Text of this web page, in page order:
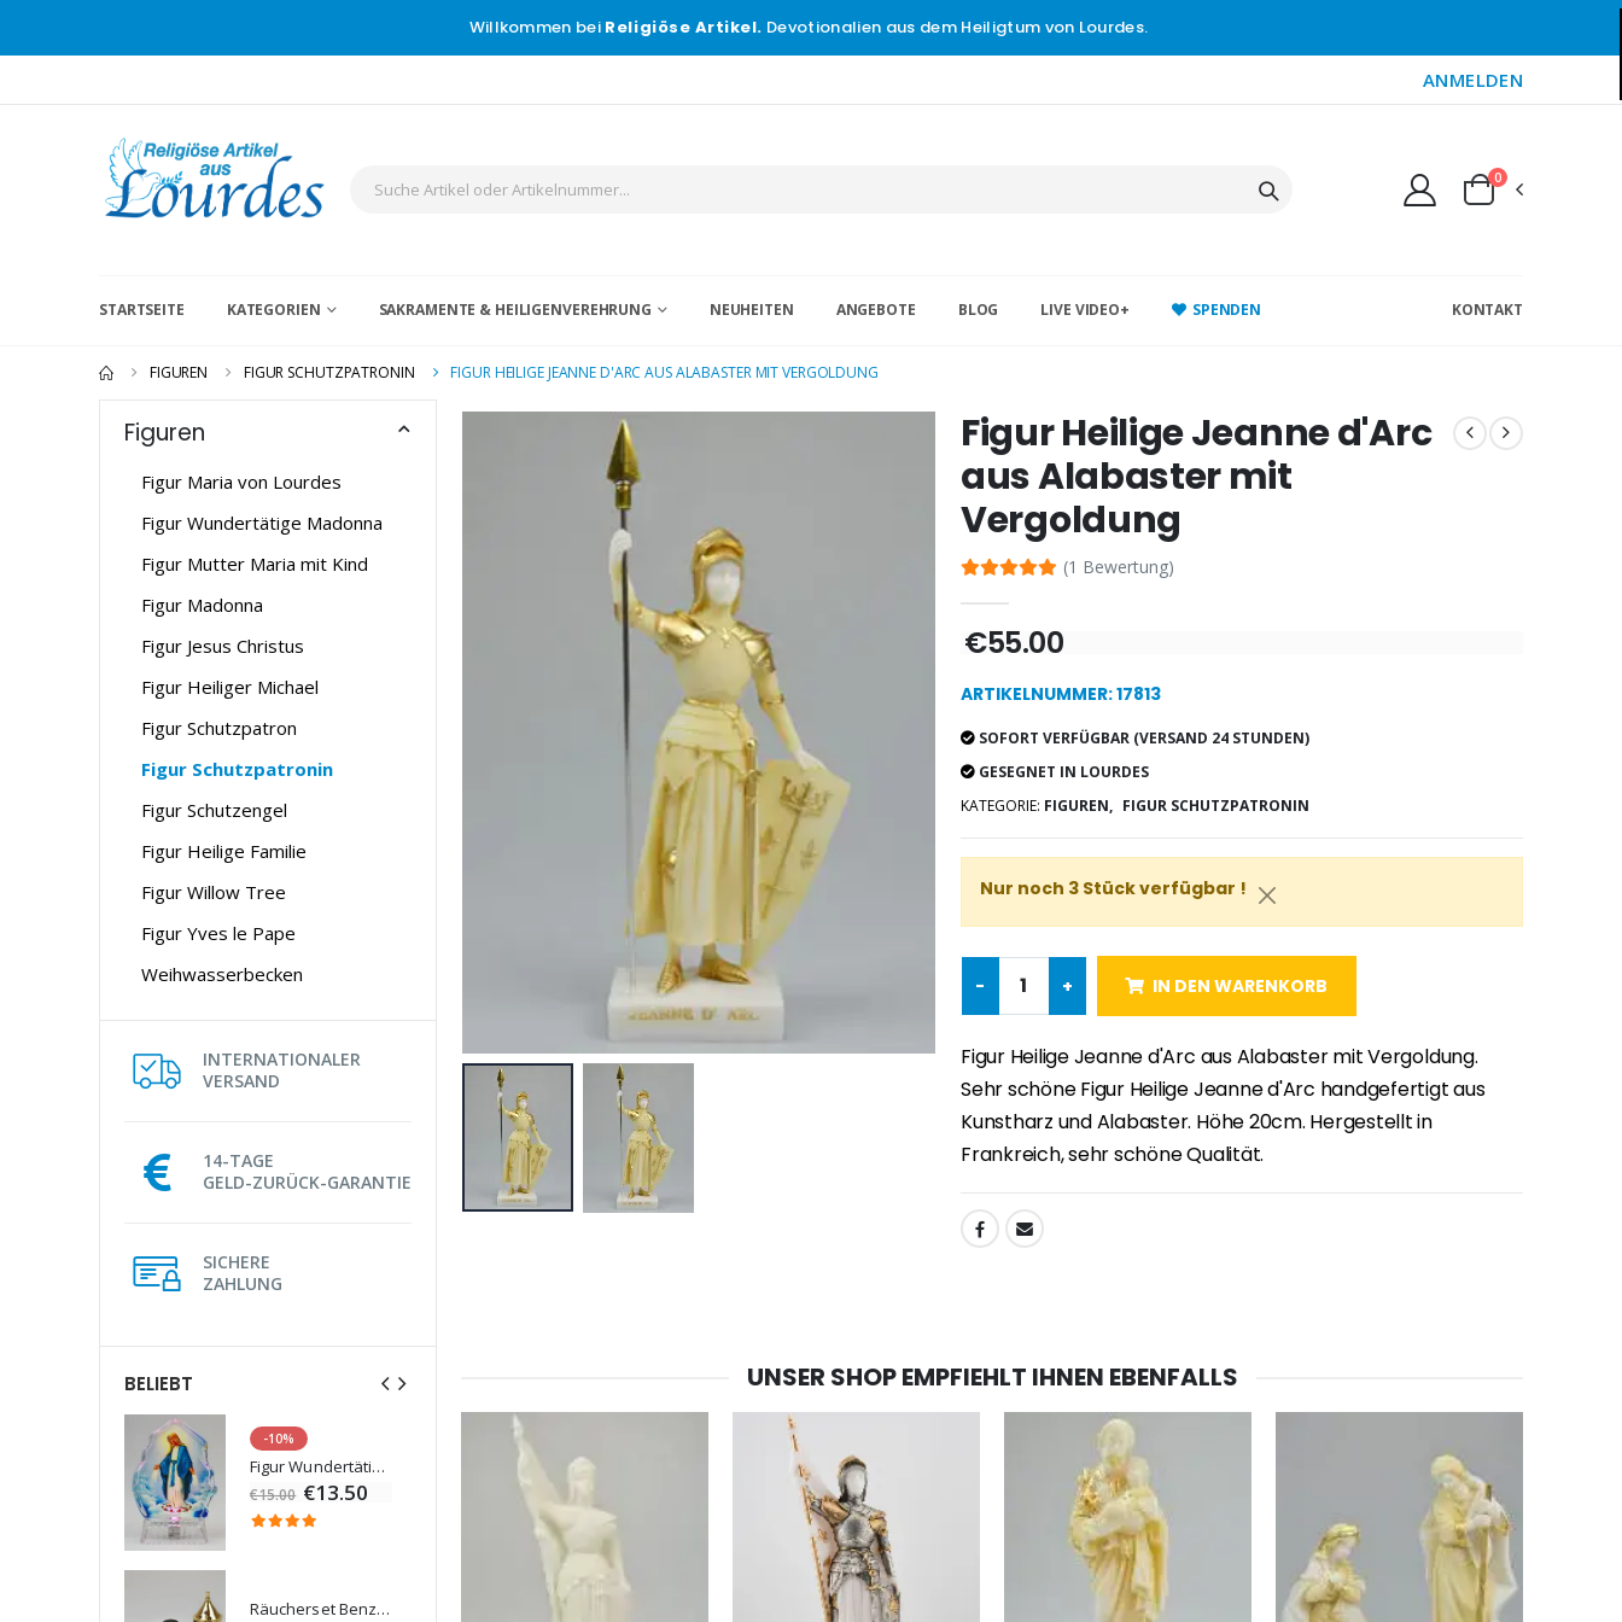
Willkommen bei Religiöse Artikel. Devotionalien aus dem Heiligtum von Lourdes.
ANMELDEN
0
STARTSEITE KATEGORIEN SAKRAMENTE & HEILIGENVEREHRUNG NEUHEITEN ANGEBOTE BLOG LIVE VIDEO+ SPENDEN KONTAKT
FIGUREN FIGUR SCHUTZPATRONIN FIGUR HEILIGE JEANNE D'ARC AUS ALABASTER MIT VERGOLDUNG
Figuren
Figur Maria von Lourdes
Figur Wundertätige Madonna
Figur Mutter Maria mit Kind
Figur Madonna
Figur Jesus Christus
Figur Heiliger Michael
Figur Schutzpatron
Figur Schutzpatronin
Figur Schutzengel
Figur Heilige Familie
Figur Willow Tree
Figur Yves le Pape
Weihwasserbecken
INTERNATIONALER
VERSAND
14-TAGE
GELD-ZURÜCK-GARANTIE
SICHERE
ZAHLUNG
BELIEBT
-10%
Figur Wundertätige Jungfrau Beleuchtet
€15.00 €13.50
Räucherset Benzoe Weihrauch + Kohle + Gefäß
€24.90
-20%
Figur Heilige Jeanne d'Arc
aus Alabaster mit
Vergoldung
(1 Bewertung)
€55.00
ARTIKELNUMMER: 17813
SOFORT VERFÜGBAR (VERSAND 24 STUNDEN)
GESEGNET IN LOURDES
KATEGORIE: FIGUREN, FIGUR SCHUTZPATRONIN
Nur noch 3 Stück verfügbar !
- + IN DEN WARENKORB
Figur Heilige Jeanne d'Arc aus Alabaster mit Vergoldung.
Sehr schöne Figur Heilige Jeanne d'Arc handgefertigt aus
Kunstharz und Alabaster. Höhe 20cm. Hergestellt in
Frankreich, sehr schöne Qualität.
TEILEN:
UNSER SHOP EMPFIEHLT IHNEN EBENFALLS